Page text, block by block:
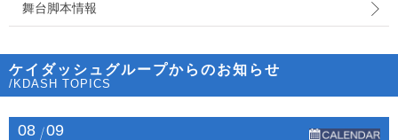
舞台脚本情報
ケイダッシュグループからのお知らせ
/KDASH TOPICS
08 09